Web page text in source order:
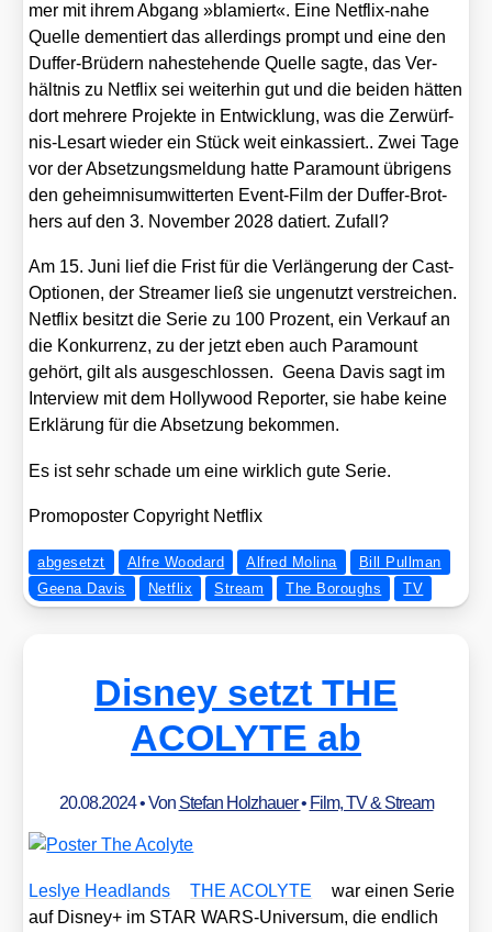
mer mit ihrem Abgang »bla­miert«. Eine Net­flix-nahe
Quel­le demen­tiert das aller­dings prompt und eine den
Duf­fer-Brü­dern nahe­ste­hen­de Quel­le sag­te, das Ver­
hält­nis zu Net­flix sei wei­ter­hin gut und die bei­den hät­ten
dort meh­re­re Pro­jek­te in Ent­wick­lung, was die Zer­würf­
nis-Les­art wie­der ein Stück weit ein­kas­siert.. Zwei Tage
vor der Abset­zungs­mel­dung hat­te Para­mount übri­gens
den geheim­nis­um­wit­ter­ten Event-Film der Duf­fer-Brot­
hers auf den 3. Novem­ber 2028 datiert. Zufall?
Am 15. Juni lief die Frist für die Ver­län­ge­rung der Cast-
Optio­nen, der Strea­mer ließ sie unge­nutzt ver­strei­chen.
Net­flix besitzt die Serie zu 100 Pro­zent, ein Ver­kauf an
die Kon­kur­renz, zu der jetzt eben auch Para­mount
gehört, gilt als aus­ge­schlos­sen. Gee­na Davis sagt im
Inter­view mit dem Hol­ly­wood Repor­ter, sie habe kei­ne
Erklä­rung für die Abset­zung bekom­men.
Es ist sehr scha­de um eine wirk­lich gute Serie.
Pro­mo­pos­ter Copy­right Net­flix
abgesetzt Alfre Woodard Alfred Molina
Bill Pullman
Geena Davis
Netflix Stream The Boroughs TV
Disney setzt THE
ACOLYTE ab
20.08.2024• Von Stefan Holzhauer• Film, TV & Stream
Les­lye Head­lands THE ACOLYTE
war einen Serie
auf Dis­ney+ im STAR WARS-Uni­ver­sum, die end­lich